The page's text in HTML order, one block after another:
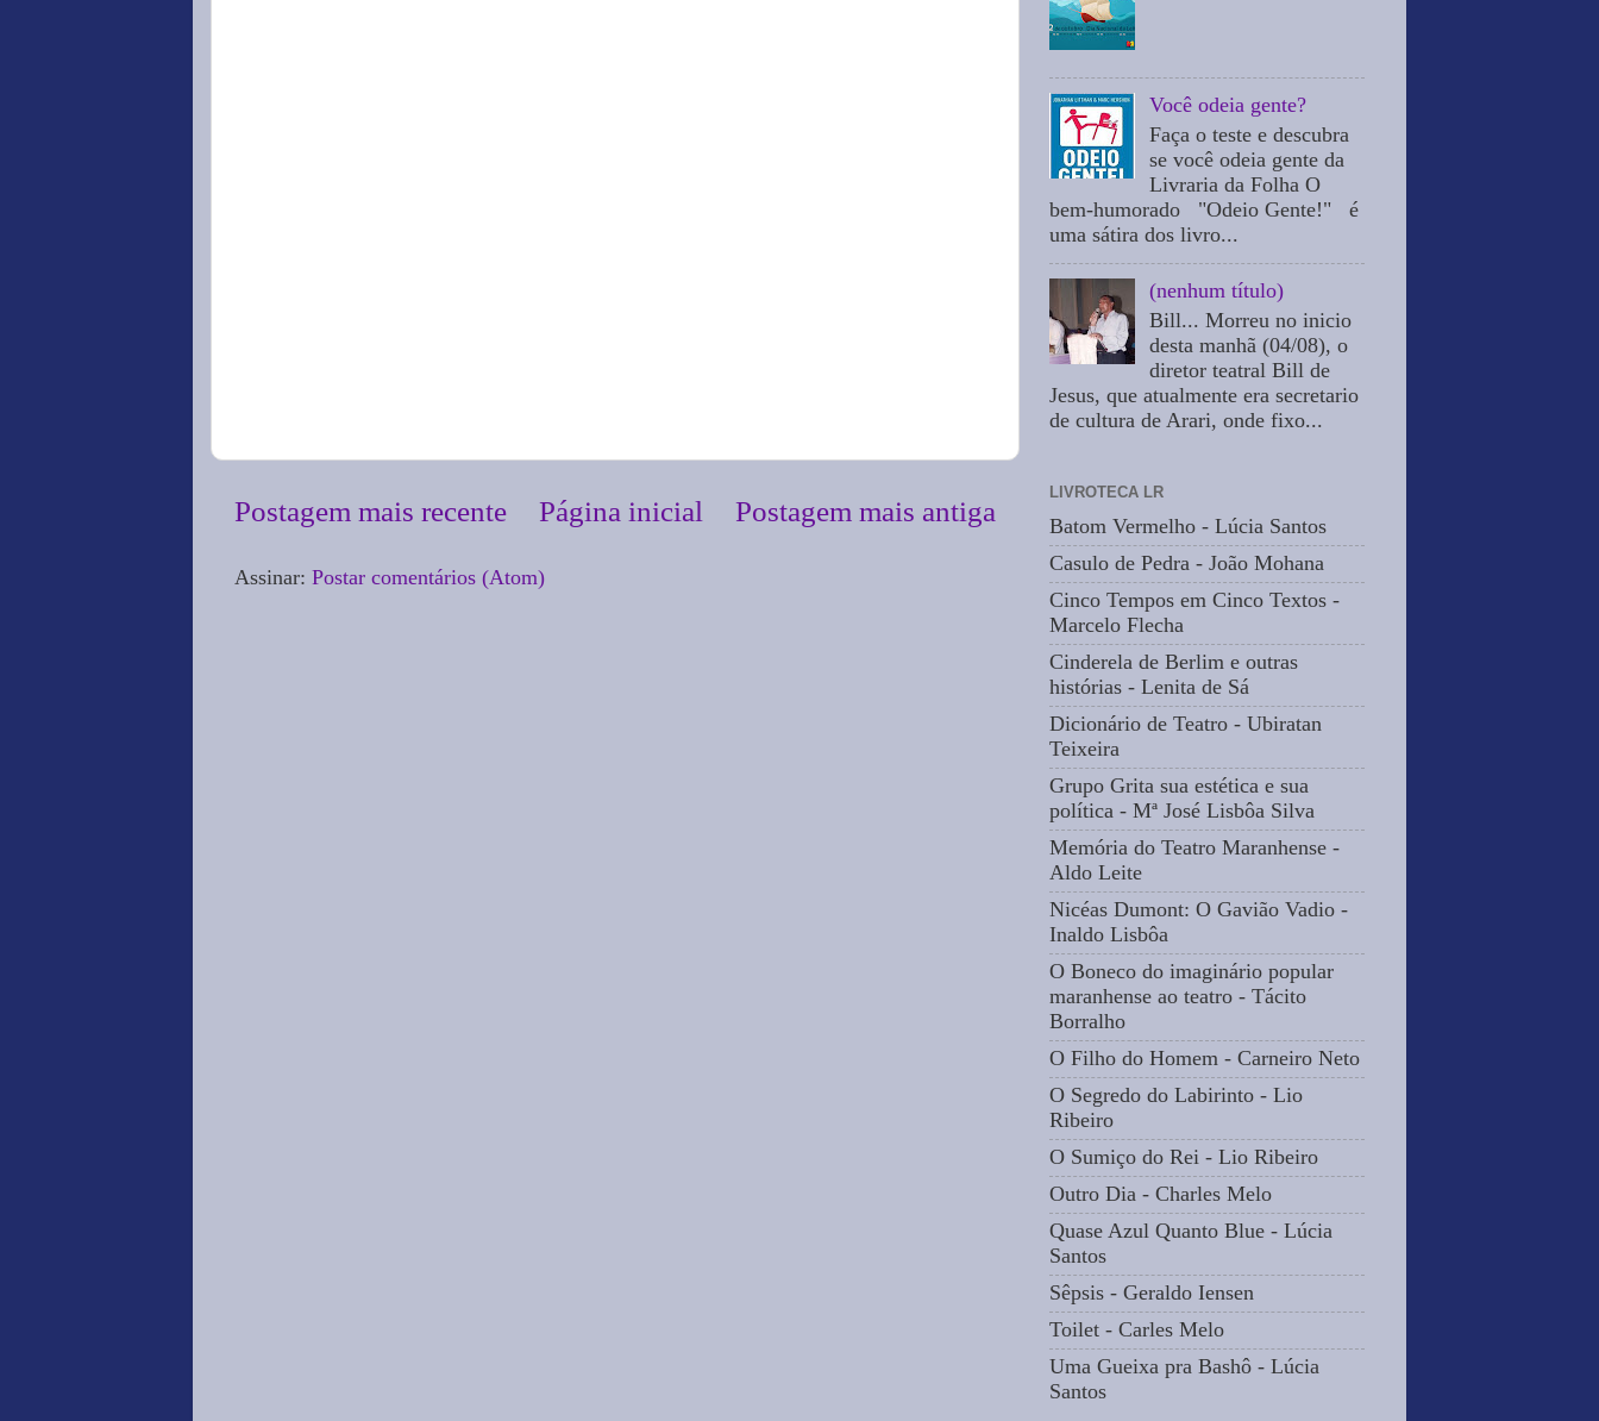
Postagem mais recente Postagem mais antiga
Página inicial
Assinar: Postar comentários (Atom)
Você odeia gente?
Faça o teste e descubra
se você odeia gente da
Livraria da Folha O
bem-humorado "Odeio Gente!" é
uma sátira dos livro...
(nenhum título)
Bill... Morreu no inicio
desta manhã (04/08), o
diretor teatral Bill de
Jesus, que atualmente era secretario
de cultura de Arari, onde fixo...
LIVROTECA LR
Batom Vermelho - Lúcia Santos
Casulo de Pedra - João Mohana
Cinco Tempos em Cinco Textos -
Marcelo Flecha
Cinderela de Berlim e outras
histórias - Lenita de Sá
Dicionário de Teatro - Ubiratan
Teixeira
Grupo Grita sua estética e sua
política - Mª José Lisbôa Silva
Memória do Teatro Maranhense -
Aldo Leite
Nicéas Dumont: O Gavião Vadio -
Inaldo Lisbôa
O Boneco do imaginário popular
maranhense ao teatro - Tácito
Borralho
O Filho do Homem - Carneiro Neto
O Segredo do Labirinto - Lio
Ribeiro
O Sumiço do Rei - Lio Ribeiro
Outro Dia - Charles Melo
Quase Azul Quanto Blue - Lúcia
Santos
Sêpsis - Geraldo Iensen
Toilet - Carles Melo
Uma Gueixa pra Bashô - Lúcia
Santos